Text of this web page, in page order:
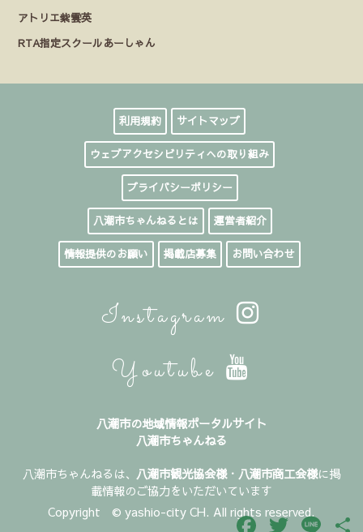
アトリエ紫雲英
RTA指定スクールあーしゃん
利用規約 サイトマップ
ウェブアクセシビリティへの取り組み
プライバシーポリシー
八潮市ちゃんねるとは 運営者紹介
情報提供のお願い 掲載店募集 お問い合わせ
Instagram
Youtube
八潮市の地域情報ポータルサイト
八潮市ちゃんねる
八潮市ちゃんねるは、 八潮市観光協会様・ 八潮市商工会様に掲
載情報のご協力をいただいています
Copyright © yashio-city CH. All rights reserved.
Facebook
TwitterLine